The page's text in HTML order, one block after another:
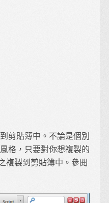
剪貼簿中。不論是個別
格，只要對你想複製的
複製到剪貼簿中。參閱